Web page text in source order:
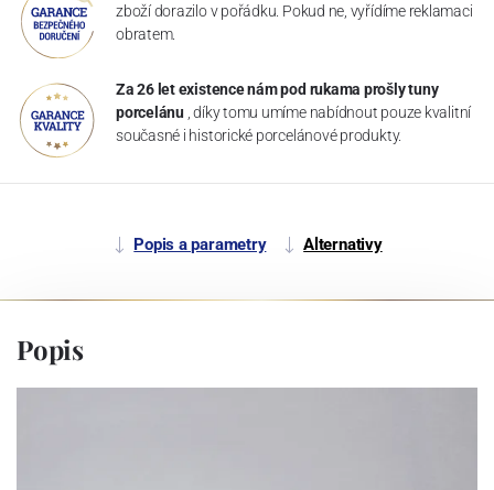
zboží dorazilo v pořádku. Pokud ne, vyřídíme reklamaci
obratem.
Za 26 let existence nám pod rukama prošly tuny
porcelánu , díky tomu umíme nabídnout pouze kvalitní
současné i historické porcelánové produkty.
Popis a parametry Alternativy
Popis